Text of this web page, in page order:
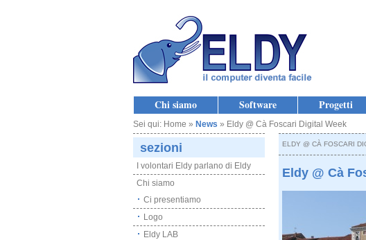
Chi siamo Software Progetti
Sei qui: Home » News » Eldy @ Cà Foscari Digital Week
sezioni
I volontari Eldy parlano di Eldy
Chi siamo
Ci presentiamo
Logo
Eldy LAB
ELDY @ CÀ FOSCARI
Eldy @ Cà